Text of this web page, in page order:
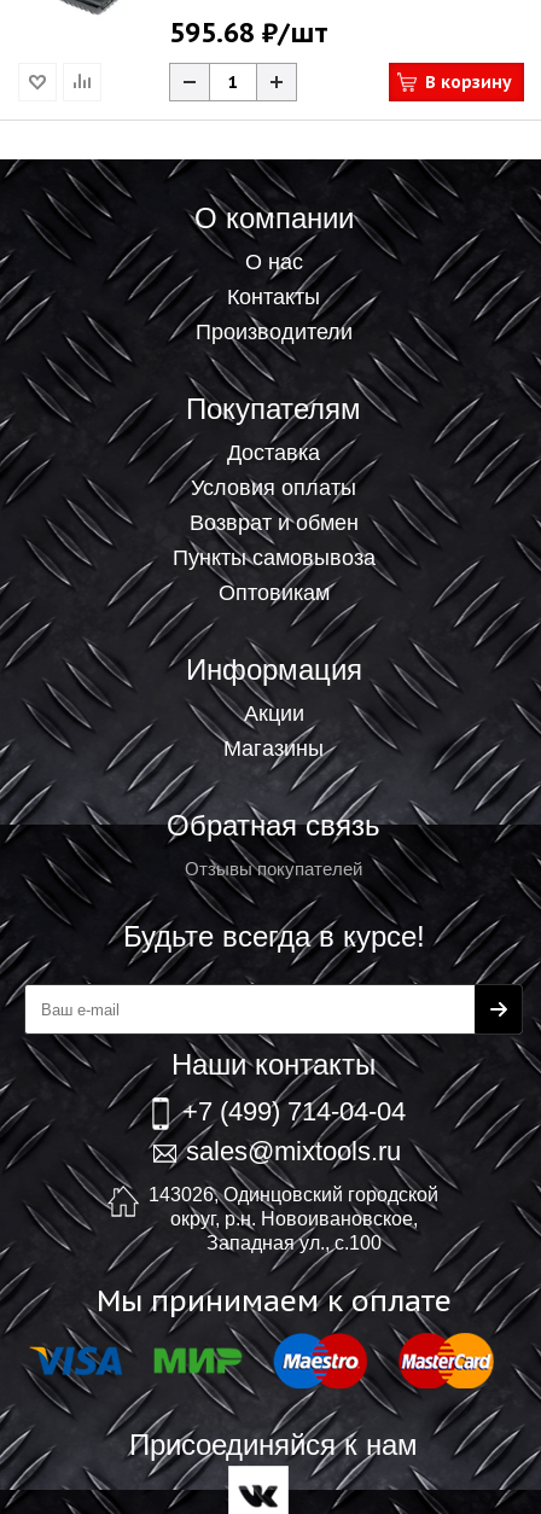
595.68 ₽/шт
В корзину
О компании
О нас
Контакты
Производители
Покупателям
Доставка
Условия оплаты
Возврат и обмен
Пункты самовывоза
Оптовикам
Информация
Акции
Магазины
Обратная связь
Отзывы покупателей
Будьте всегда в курсе!
Наши контакты
+7 (499) 714-04-04
sales@mixtools.ru
143026, Одинцовский городской
округ, р.н. Новоивановское,
Западная ул., с.100
Мы принимаем к оплате
Присоединяйся к нам